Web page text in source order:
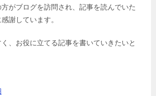
がブログを訪問され、記事を読んでいた
謝しています。
、お役に立てる記事を書いていきたいと